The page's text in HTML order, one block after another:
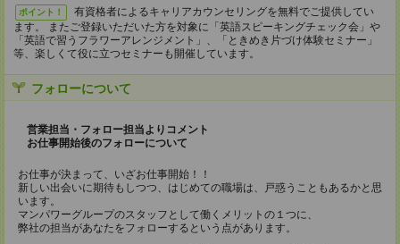
ポイント！
有資格者によるキャリアカウンセリングを無料でご提供してい
ます。 またご登録いただいた方を対象に「英語スピーキングチェック会」や
「英語で習うフラワーアレンジメント」、「ときめき片づけ体験セミナー」
等、楽しくて役に立つセミナーも開催しています。
フォローについて
営業担当・フォロー担当よりコメント
お仕事開始後のフォローについて
お仕事が決まって、いざお仕事開始！！
新しい出会いに期待もしつつ、はじめての職場は、戸惑うこともあるかと思
います。
マンパワーグループのスタッフとして働くメリットの１つに、
弊社の担当があなたをフォローするという点があります。